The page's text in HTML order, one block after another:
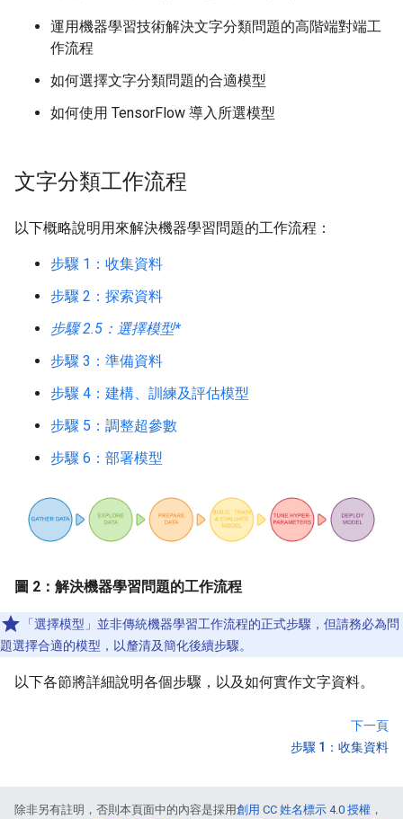
運用機器學習技術解決文字分類問題的高階端對端工
作流程
如何選擇文字分類問題的合適模型
如何使用 TensorFlow 導入所選模型
文字分類工作流程
以下概略說明用來解決機器學習問題的工作流程：
步驟 1：收集資料
步驟 2：探索資料
步驟 2.5：選擇模型*
步驟 3：準備資料
步驟 4：建構、訓練及評估模型
步驟 5：調整超參數
步驟 6：部署模型
圖 2：解決機器學習問題的工作流程
「選擇模型」並非傳統機器學習工作流程的正式步驟，但請務必為問
題選擇合適的模型，以釐清及簡化後續步驟。
以下各節將詳細說明各個步驟，以及如何實作文字資料。
下一頁
步驟 1：收集資料
除非另有註明，否則本頁面中的內容是採用創用 CC 姓名標示 4.0 授權 ，